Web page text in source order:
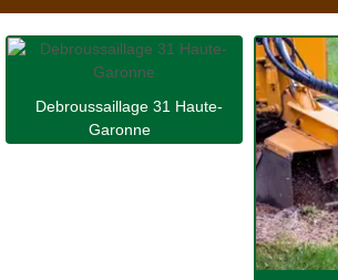
Debroussaillage 31 Haute-
Garonne